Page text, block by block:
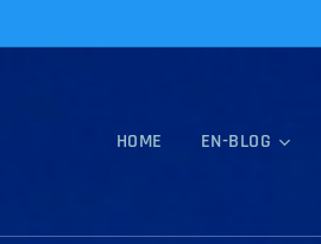
HOME EN-BLOG